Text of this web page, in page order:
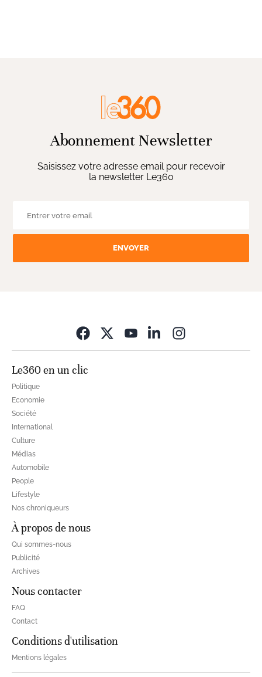
Abonnement Newsletter
Saisissez votre adresse email pour recevoir
la newsletter Le360
ENVOYER
Le360 en un clic
Politique
Economie
Société
International
Culture
Médias
Automobile
People
Lifestyle
Nos chroniqueurs
À propos de nous
Qui sommes-nous
Publicité
Archives
Nous contacter
FAQ
Contact
Conditions d'utilisation
Mentions légales